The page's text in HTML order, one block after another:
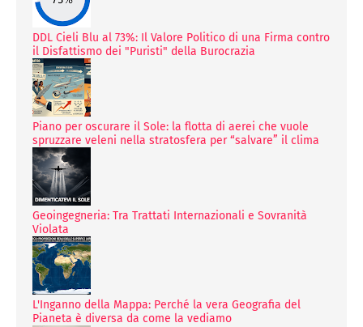
DDL Cieli Blu al 73%: Il Valore Politico di una Firma contro
il Disfattismo dei "Puristi" della Burocrazia
Piano per oscurare il Sole: la flotta di aerei che vuole
spruzzare veleni nella stratosfera per “salvare” il clima
Geoingegneria: Tra Trattati Internazionali e Sovranità
Violata
L'Inganno della Mappa: Perché la vera Geografia del
Pianeta è diversa da come la vediamo